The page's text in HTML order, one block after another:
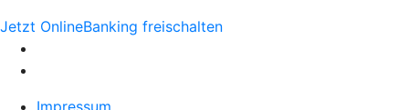
Jetzt OnlineBanking freischalten
Impressum